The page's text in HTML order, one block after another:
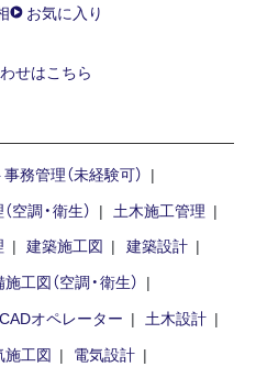
お気に入り
せはこちら
務管理（未経験可）
空調・衛生）
土木施工管理
建築施工図
建築設計
工図（空調・衛生）
オペレーター
土木設計
施工図
電気設計